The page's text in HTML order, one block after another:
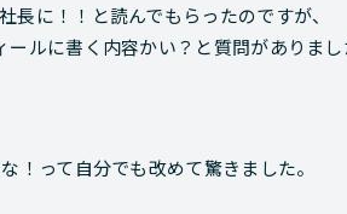
に！！と読んでもらったのですが、
ルに書く内容かい？と質問がありまし
！って自分でも改めて驚きました。